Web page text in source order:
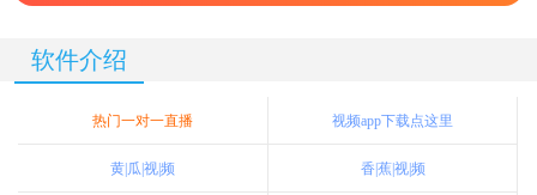
软件介绍
热门一对一直播 视频app下载点这里
黄|瓜|视|频 香|蕉|视|频